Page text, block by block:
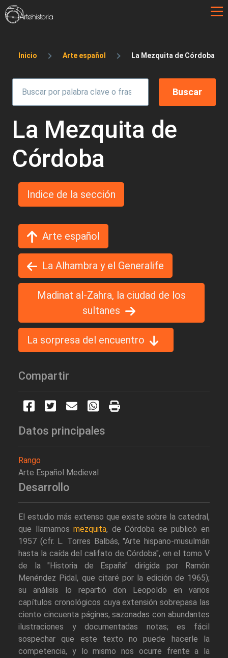
Pasar al contenido principal
Sobrescribir enlaces de ayuda a la
Inicio Arte español La Mezquita de Córdoba
La Mezquita de
Córdoba
Indice de la sección
Arte español
La Alhambra y el Generalife
Madinat al-Zahra, la ciudad de los
sultanes
La sorpresa del encuentro
Compartir
Datos principales
Rango
Arte Español Medieval
Desarrollo
El estudio más extenso que existe sobre la catedral,
que llamamosmezquita, de Córdoba se publicó en
1957 (cfr. L. Torres Balbás, "Arte hispano-musulmán
hasta la caída del califato de Córdoba", en el tomo V
de la "Historia de España" dirigida por Ramón
Menéndez Pidal, que citaré por la edición de 1965);
su análisis lo repartió don Leopoldo en varios
capítulos cronológicos cuya extensión sobrepasa las
ciento cincuenta páginas, sazonadas con abundantes
ilustraciones y documentadas notas; es fácil
sospechar que este texto no puede hacerle la
competencia, y lo mismo nos ocurre frente a la